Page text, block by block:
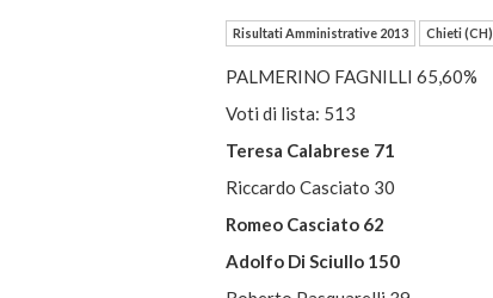
Risultati Amministrative 2013 Chieti (CH)
PALMERINO FAGNILLI 65,60%
Voti di lista: 513
Teresa Calabrese 71
Riccardo Casciato 30
Romeo Casciato 62
Adolfo Di Sciullo 150